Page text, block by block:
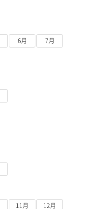
6月 7月
11月 12月